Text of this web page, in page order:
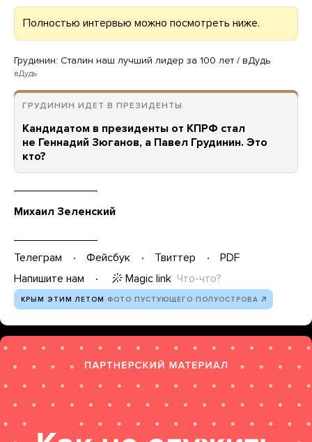
Полностью интервью можно посмотреть ниже.
Грудинин: Сталин наш лучший лидер за 100 лет / вДудь
вДудь
ГРУДИНИН ИДЕТ В ПРЕЗИДЕНТЫ
Кандидатом в президенты от КПРФ стал
не Геннадий Зюганов, а Павел Грудинин. Это
кто?
Михаил Зеленский
Телеграм Фейсбук Твиттер
PDF
Напишите нам
Magic link Что-что?
КРЫМ ЭТИМ ЛЕТОМ ФОТО ПУСТУЮЩЕГО ПОЛУОСТРОВА